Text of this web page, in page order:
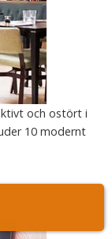
och ostört i
10 modernt